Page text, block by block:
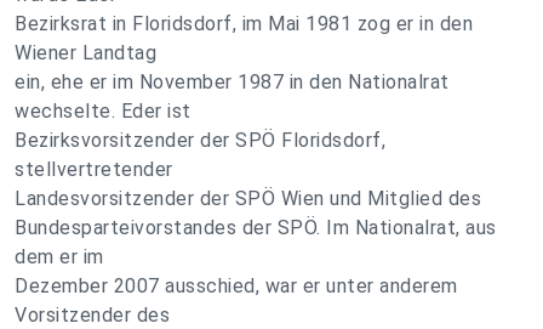
Bezirksrat in Floridsdorf, im Mai 1981 zog er in den
Wiener Landtag
ein, ehe er im November 1987 in den Nationalrat
wechselte. Eder ist
Bezirksvorsitzender der SPÖ Floridsdorf,
stellvertretender
Landesvorsitzender der SPÖ Wien und Mitglied des
Bundesparteivorstandes der SPÖ. Im Nationalrat, aus
dem er im
Dezember 2007 ausschied, war er unter anderem
Vorsitzender des